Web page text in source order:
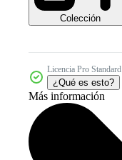
Colección
Licencia Pro Standard
¿Qué es esto?
Más información